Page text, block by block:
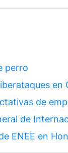
perro
en
de
de
ENEE en